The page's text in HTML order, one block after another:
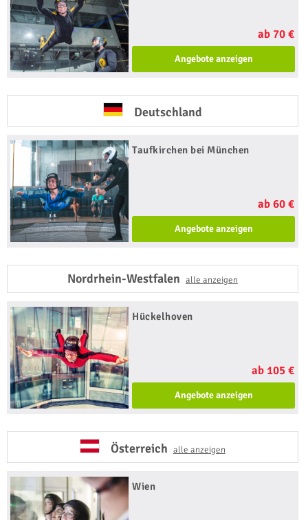
ab 70 €
Angebote anzeigen
Deutschland
Taufkirchen bei München
ab 60 €
Angebote anzeigen
Nordrhein-Westfalen alle anzeigen
Hückelhoven
ab 105 €
Angebote anzeigen
Österreich alle anzeigen
Wien